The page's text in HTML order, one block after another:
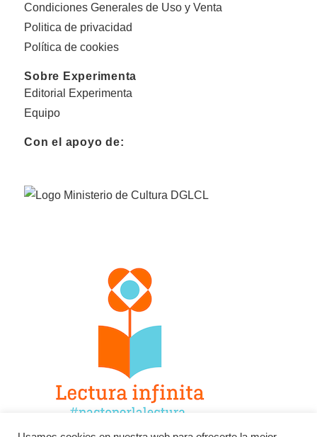
Condiciones Generales de Uso y Venta
Politica de privacidad
Política de cookies
Sobre Experimenta
Editorial Experimenta
Equipo
Con el apoyo de: